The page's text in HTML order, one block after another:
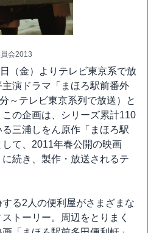
会2013
（金）よりテレビ東京系で放
演ドラマ「まほろ駅前番外
～テレビ東京系列で放送）と
の企画は、シリーズ累計110
三浦しをん原作「まほろ駅
て、2011年春公開の映画
に続き、製作・放送されるテ
る2人の便利屋がさまざまな
トーリー。周辺をとりまく